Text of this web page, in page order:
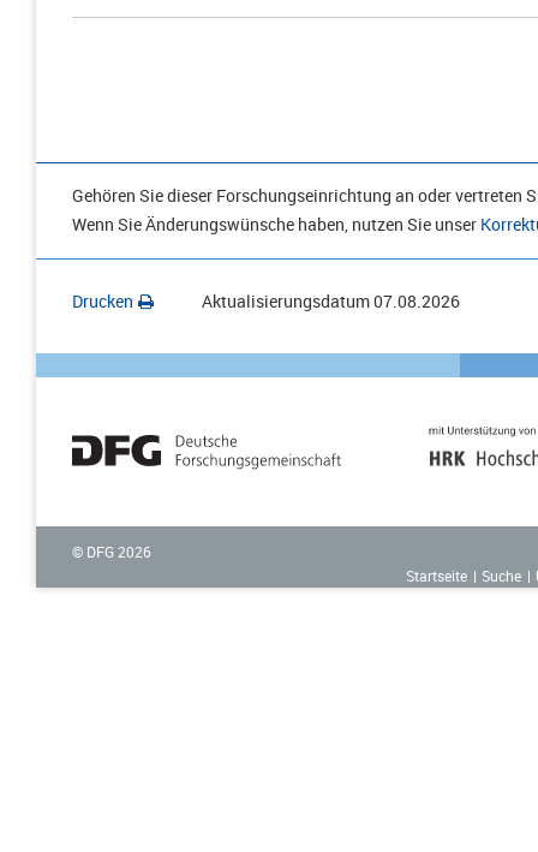
Gehören Sie dieser Forschungseinrichtung an oder vertreten
Wenn Sie Änderungswünsche haben, nutzen Sie unser
Drucken Aktualisierungsdatum07.08.2026
© DFG 2026
Startseite
Suche